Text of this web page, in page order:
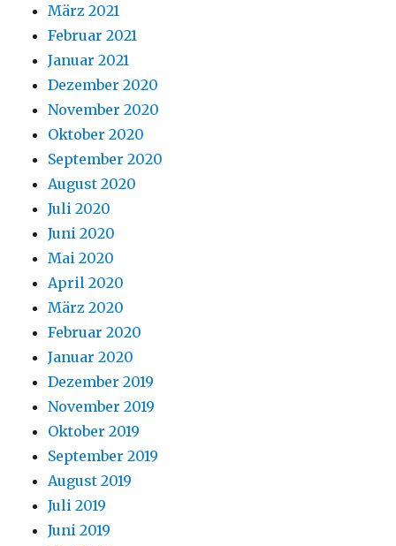
März 2021
Februar 2021
Januar 2021
Dezember 2020
November 2020
Oktober 2020
September 2020
August 2020
Juli 2020
Juni 2020
Mai 2020
April 2020
März 2020
Februar 2020
Januar 2020
Dezember 2019
November 2019
Oktober 2019
September 2019
August 2019
Juli 2019
Juni 2019